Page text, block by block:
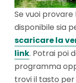
Se vuoi provare
disponibile sia
scaricare la
link. Potrai poi
programma
trovi il tasto